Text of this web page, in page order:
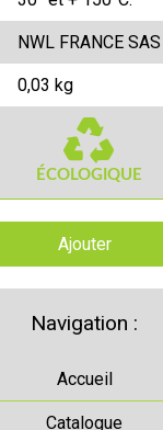
NWL FRANCE SAS
0,03 kg
Ajouter
Navigation :
Accueil
Catalogue